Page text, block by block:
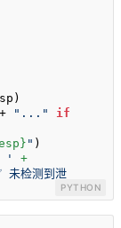
"..."
if
" )
'
未检测到泄
PYTHON